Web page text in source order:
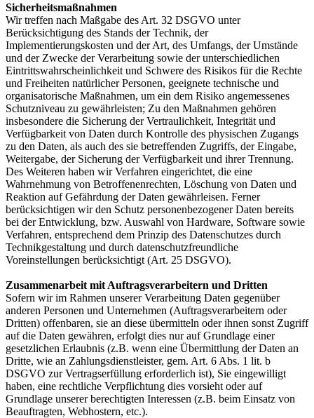
Sicherheitsmaßnahmen
Wir treffen nach Maßgabe des Art. 32 DSGVO unter
Berücksichtigung des Stands der Technik, der
Implementierungskosten und der Art, des Umfangs, der Umstände
und der Zwecke der Verarbeitung sowie der unterschiedlichen
Eintrittswahrscheinlichkeit und Schwere des Risikos für die Rechte
und Freiheiten natürlicher Personen, geeignete technische und
organisatorische Maßnahmen, um ein dem Risiko angemessenes
Schutzniveau zu gewährleisten; Zu den Maßnahmen gehören
insbesondere die Sicherung der Vertraulichkeit, Integrität und
Verfügbarkeit von Daten durch Kontrolle des physischen Zugangs
zu den Daten, als auch des sie betreffenden Zugriffs, der Eingabe,
Weitergabe, der Sicherung der Verfügbarkeit und ihrer Trennung.
Des Weiteren haben wir Verfahren eingerichtet, die eine
Wahrnehmung von Betroffenenrechten, Löschung von Daten und
Reaktion auf Gefährdung der Daten gewährleisen. Ferner
berücksichtigen wir den Schutz personenbezogener Daten bereits
bei der Entwicklung, bzw. Auswahl von Hardware, Software sowie
Verfahren, entsprechend dem Prinzip des Datenschutzes durch
Technikgestaltung und durch datenschutzfreundliche
Voreinstellungen berücksichtigt (Art. 25 DSGVO).
Zusammenarbeit mit Auftragsverarbeitern und Dritten
Sofern wir im Rahmen unserer Verarbeitung Daten gegenüber
anderen Personen und Unternehmen (Auftragsverarbeitern oder
Dritten) offenbaren, sie an diese übermitteln oder ihnen sonst Zugriff
auf die Daten gewähren, erfolgt dies nur auf Grundlage einer
gesetzlichen Erlaubnis (z.B. wenn eine Übermittlung der Daten an
Dritte, wie an Zahlungsdienstleister, gem. Art. 6 Abs. 1 lit. b
DSGVO zur Vertragserfüllung erforderlich ist), Sie eingewilligt
haben, eine rechtliche Verpflichtung dies vorsieht oder auf
Grundlage unserer berechtigten Interessen (z.B. beim Einsatz von
Beauftragten, Webhostern, etc.).